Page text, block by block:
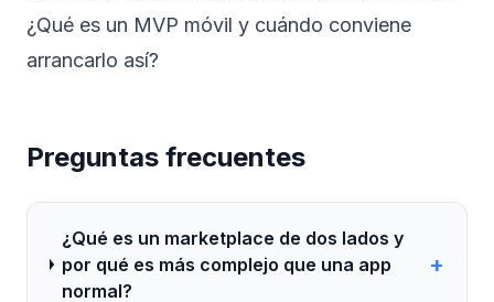
¿Qué es un MVP móvil y cuándo conviene
arrancarlo así?
Preguntas frecuentes
¿Qué es un marketplace de dos lados y
por qué es más complejo que una app
normal?
+